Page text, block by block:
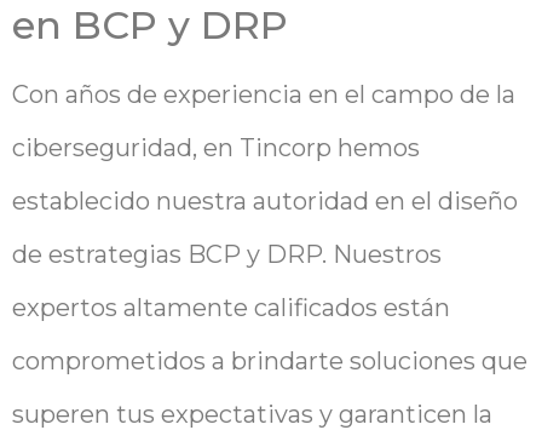
en BCP y DRP
Con años de experiencia en el campo de la
ciberseguridad, en Tincorp hemos
establecido nuestra autoridad en el diseño
de estrategias BCP y DRP. Nuestros
expertos altamente calificados están
comprometidos a brindarte soluciones que
superen tus expectativas y garanticen la